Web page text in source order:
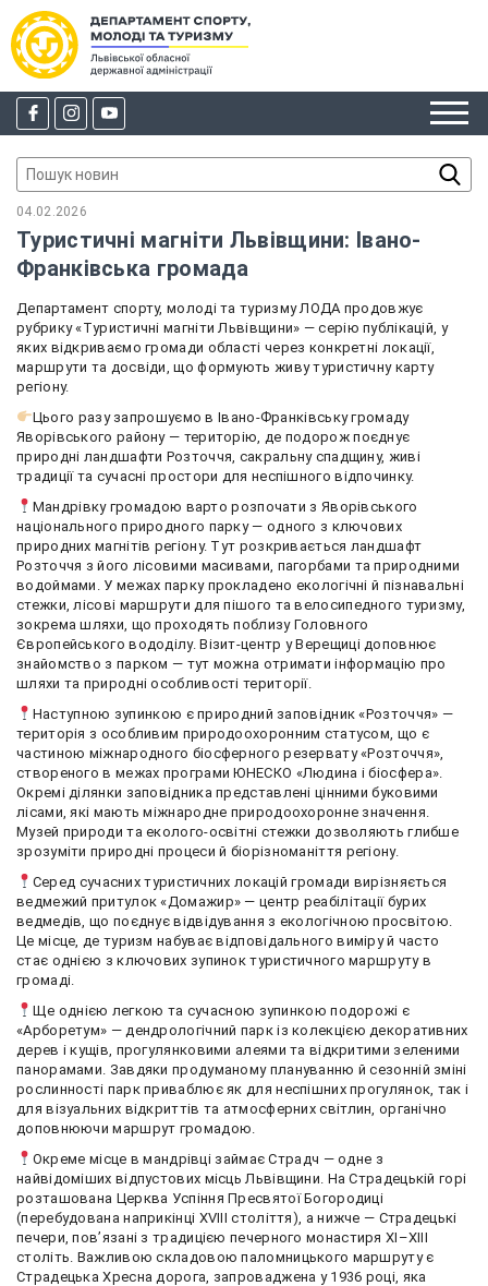
04.02.2026
Туристичні магніти Львівщини: Івано-
Франківська громада
Департамент спорту, молоді та туризму ЛОДА продовжує
рубрику «Туристичні магніти Львівщини» — серію публікацій, у
яких відкриваємо громади області через конкретні локації,
маршрути та досвіди, що формують живу туристичну карту
регіону.
Цього разу запрошуємо в Івано-Франківську громаду
Яворівського району — територію, де подорож поєднує
природні ландшафти Розточчя, сакральну спадщину, живі
традиції та сучасні простори для неспішного відпочинку.
Мандрівку громадою варто розпочати з Яворівського
національного природного парку — одного з ключових
природних магнітів регіону. Тут розкривається ландшафт
Розточчя з його лісовими масивами, пагорбами та природними
водоймами. У межах парку прокладено екологічні й пізнавальні
стежки, лісові маршрути для пішого та велосипедного туризму,
зокрема шляхи, що проходять поблизу Головного
Європейського вододілу. Візит-центр у Верещиці доповнює
знайомство з парком — тут можна отримати інформацію про
шляхи та природні особливості території.
Наступною зупинкою є природний заповідник «Розточчя» —
територія з особливим природоохоронним статусом, що є
частиною міжнародного біосферного резервату «Розточчя»,
створеного в межах програми ЮНЕСКО «Людина і біосфера».
Окремі ділянки заповідника представлені цінними буковими
лісами, які мають міжнародне природоохоронне значення.
Музей природи та еколого-освітні стежки дозволяють глибше
зрозуміти природні процеси й біорізноманіття регіону.
Серед сучасних туристичних локацій громади вирізняється
ведмежий притулок «Домажир» — центр реабілітації бурих
ведмедів, що поєднує відвідування з екологічною просвітою.
Це місце, де туризм набуває відповідального виміру й часто
стає однією з ключових зупинок туристичного маршруту в
громаді.
Ще однією легкою та сучасною зупинкою подорожі є
«Арборетум» — дендрологічний парк із колекцією декоративних
дерев і кущів, прогулянковими алеями та відкритими зеленими
панорамами. Завдяки продуманому плануванню й сезонній зміні
рослинності парк приваблює як для неспішних прогулянок, так і
для візуальних відкриттів та атмосферних світлин, органічно
доповнюючи маршрут громадою.
Окреме місце в мандрівці займає Страдч — одне з
найвідоміших відпустових місць Львівщини. На Страдецькій горі
розташована Церква Успіння Пресвятої Богородиці
(перебудована наприкінці XVIII століття), а нижче — Страдецькі
печери, пов’язані з традицією печерного монастиря XI–XIII
століть. Важливою складовою паломницького маршруту є
Страдецька Хресна дорога, запроваджена у 1936 році, яка